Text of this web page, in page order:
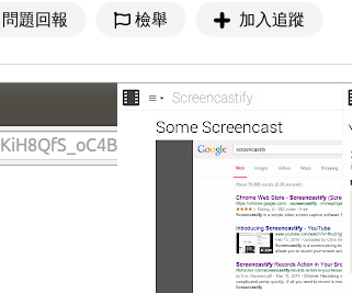
問題回報 檢舉 加入追蹤